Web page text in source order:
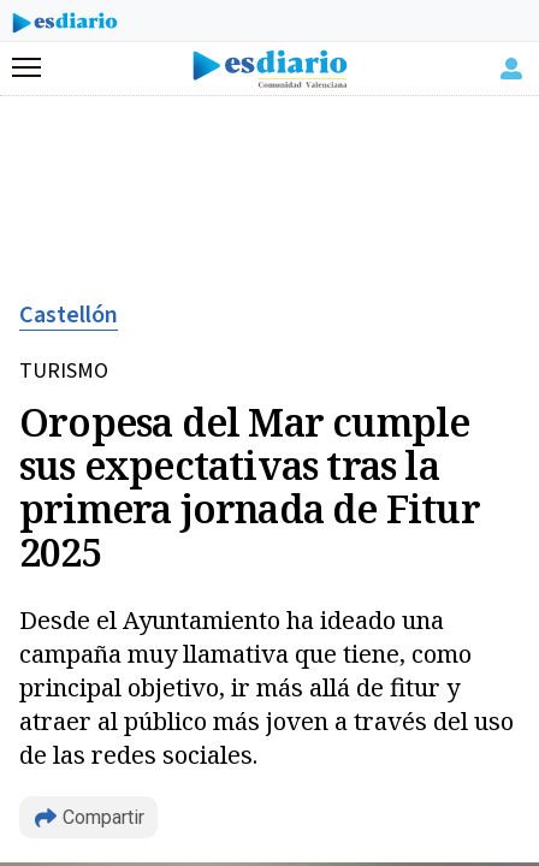
Menú
Castellón
TURISMO
Oropesa del Mar cumple
sus expectativas tras la
primera jornada de Fitur
2025
Desde el Ayuntamiento ha ideado una
campaña muy llamativa que tiene, como
principal objetivo, ir más allá de fitur y
atraer al público más joven a través del uso
de las redes sociales.
Compartir